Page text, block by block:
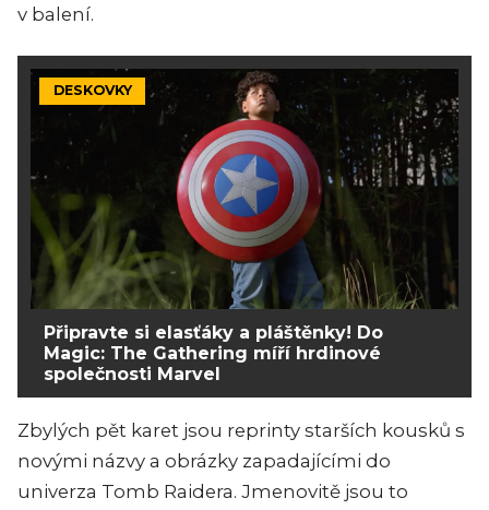
v balení.
DESKOVKY
Připravte si elasťáky a pláštěnky! Do
Magic: The Gathering míří hrdinové
společnosti Marvel
Zbylých pět karet jsou reprinty starších kousků s
novými názvy a obrázky zapadajícími do
univerza Tomb Raidera. Jmenovitě jsou to